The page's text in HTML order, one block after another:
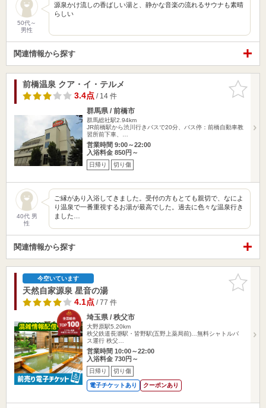
50代～
男性
源泉かけ流しの香ばしい湯と、静かな音楽の流れるサウナも素晴
らしい
関連情報から探す
お気に入
りに追加
前橋温泉 クア・イ・テルメ
3.4点/ 14 件
群馬県 / 前橋市
群馬総社駅2.94km
JR前橋駅から渋川行きバスで20分、バス停：前橋自動車教
習所前下車、…
営業時間 9:00～22:00
入浴料金 850円～
日帰り 切り傷
40代 男
性
ご縁があり入浴してきました。受付の方もとても親切で、なによ
り温泉で一番重視するお湯が最高でした。過去に色々な温泉行き
ました…
関連情報から探す
お気に入
りに追加
今空いています
天然自家源泉 星音の湯
4.1点/ 77 件
埼玉県 / 秩父市
大野原駅5.20km
秩父鉄道長瀞駅・皆野駅(五野上薬局前)…無料シャトルバ
ス運行 秩父…
営業時間 10:00～22:00
入浴料金 730円～
日帰り 切り傷
電子チケットあり クーポンあり